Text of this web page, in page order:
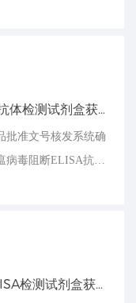
，
喜报|青岛立见猪瘟病毒阻断ELISA抗体检测试剂盒获得兽药产品批准文号
批准文号核发系统确
毒阻断ELISA抗体
喜报|青岛立见牛结核病γ-干扰素ELISA检测试剂盒获得兽药产品批准文号